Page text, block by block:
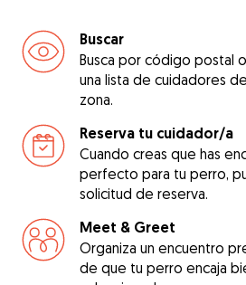
Buscar
Busca por código postal
una lista de cuidadores
zona.
Reserva tu cuidador/a
Cuando creas que has
perfecto para tu perro,
solicitud de reserva.
Meet & Greet
Organiza un encuentro
de que tu perro encaja